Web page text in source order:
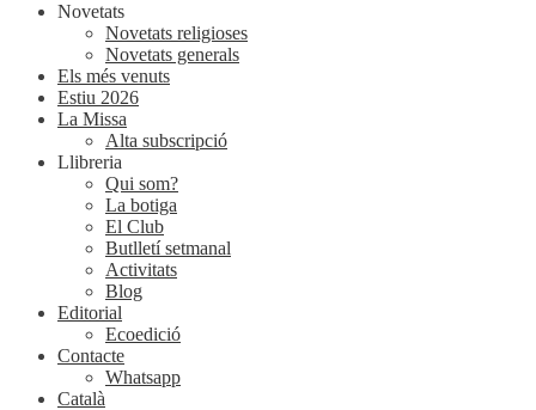
Novetats
Novetats religioses
Novetats generals
Els més venuts
Estiu 2026
La Missa
Alta subscripció
Llibreria
Qui som?
La botiga
El Club
Butlletí setmanal
Activitats
Blog
Editorial
Ecoedició
Contacte
Whatsapp
Català